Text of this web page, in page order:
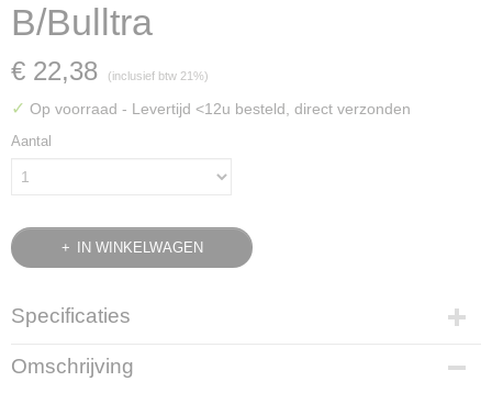
B/Bulltra
€ 22,38 (inclusief btw 21%)
✓ Op voorraad - Levertijd <12u besteld, direct verzonden
Aantal
IN WINKELWAGEN
Specificaties
Bruto gewicht
0,10 Kg
Omschrijving